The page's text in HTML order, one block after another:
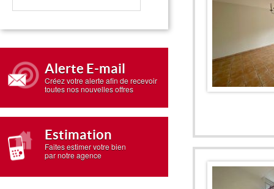
Alerte E-mail
Créez votre alerte afin de recevoir
toutes nos nouvelles offres
Estimation
Faites estimer votre bien
par notre agence